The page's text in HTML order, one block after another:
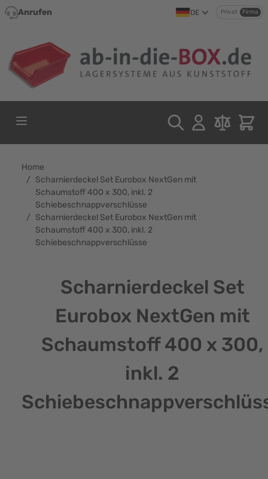
Direkt zum Inhalt
Anrufen DE Privat Firma
Home
/ Scharnierdeckel Set Eurobox NextGen mit
Schaumstoff 400 x 300, inkl. 2
Schiebeschnappverschlüsse
/ Scharnierdeckel Set Eurobox NextGen mit
Schaumstoff 400 x 300, inkl. 2
Schiebeschnappverschlüsse
Scharnierdeckel Set
Eurobox NextGen mit
Schaumstoff 400 x 300,
inkl. 2